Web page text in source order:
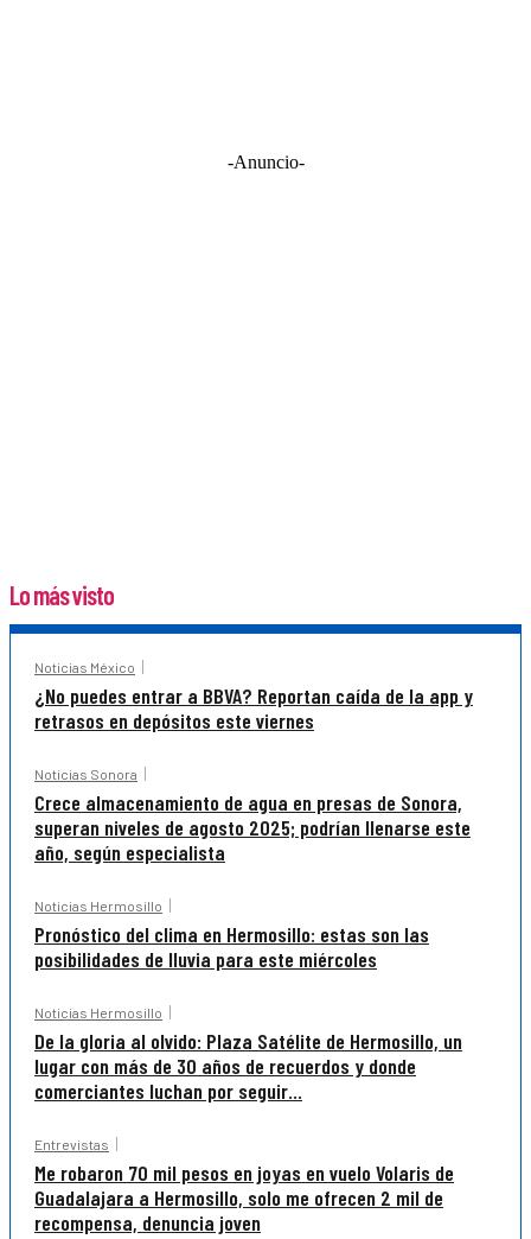
-Anuncio-
Lo más visto
Noticias México
¿No puedes entrar a BBVA? Reportan caída de la app y
retrasos en depósitos este viernes
Noticias Sonora
Crece almacenamiento de agua en presas de Sonora,
superan niveles de agosto 2025; podrían llenarse este
año, según especialista
Noticias Hermosillo
Pronóstico del clima en Hermosillo: estas son las
posibilidades de lluvia para este miércoles
Noticias Hermosillo
De la gloria al olvido: Plaza Satélite de Hermosillo, un
lugar con más de 30 años de recuerdos y donde
comerciantes luchan por seguir...
Entrevistas
Me robaron 70 mil pesos en joyas en vuelo Volaris de
Guadalajara a Hermosillo, solo me ofrecen 2 mil de
recompensa, denuncia joven